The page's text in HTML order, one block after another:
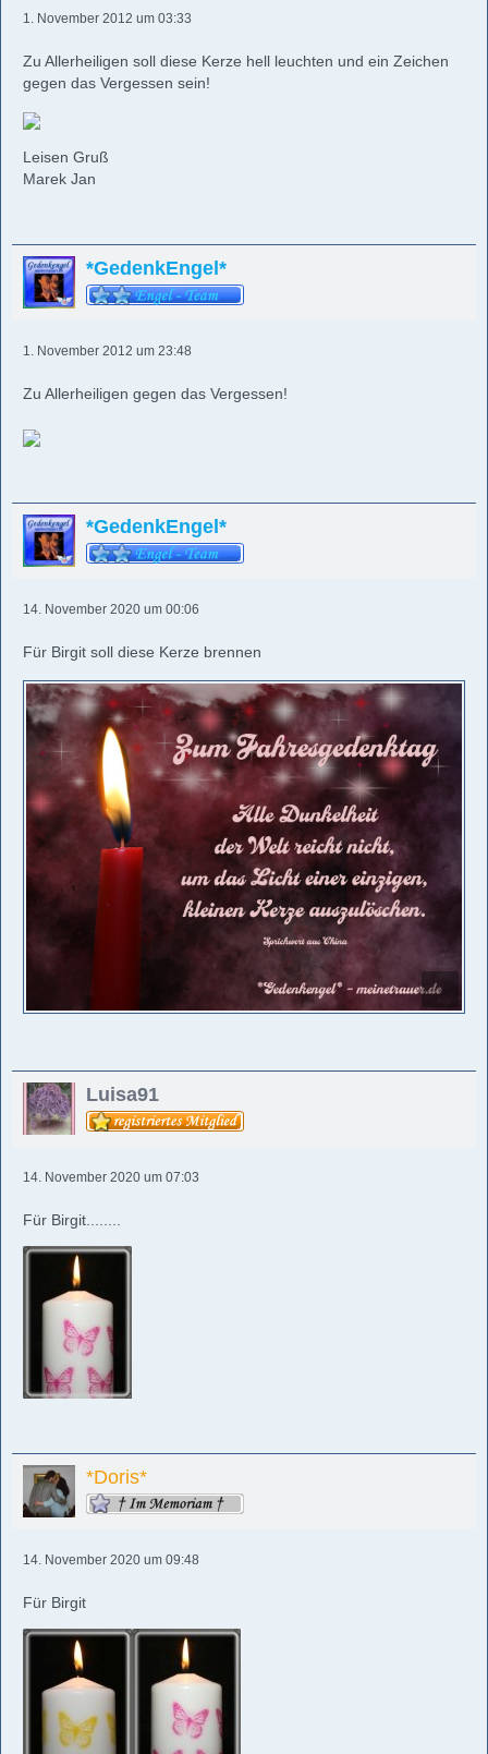
1. November 2012 um 03:33
Zu Allerheiligen soll diese Kerze hell leuchten und ein Zeichen
gegen das Vergessen sein!
Leisen Gruß
Marek Jan
*GedenkEngel*
1. November 2012 um 23:48
Zu Allerheiligen gegen das Vergessen!
*GedenkEngel*
14. November 2020 um 00:06
Für Birgit soll diese Kerze brennen
Luisa91
14. November 2020 um 07:03
Für Birgit........
*Doris*
14. November 2020 um 09:48
Für Birgit